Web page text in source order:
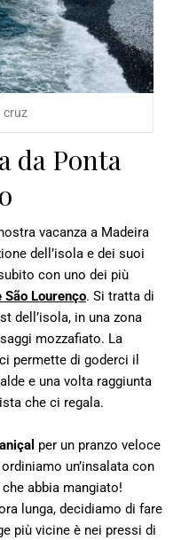
cruz
da Ponta
vacanza a Madeira
dell’isola e dei suoi
con uno dei più
São Lourenço. Si tratta di
dell’isola, in una zona
mozzafiato. La
permette di goderci il
e una volta raggiunta
che ci regala.
per un pranzo veloce
un’insalata con
abbia mangiato!
lunga, decidiamo di fare
più vicine è nei pressi di